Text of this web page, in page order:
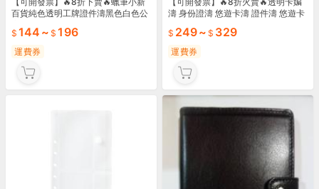
百貨純色透明工牌證件濤黑色白色公
超商滿699元
144 ~ 196
運費券
濤 身份證濤 悠遊卡濤 證件濤 悠遊卡
濤 磨
249~ 329
運費券